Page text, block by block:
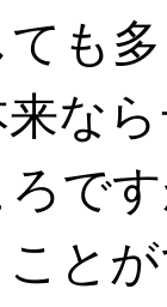
も
来な
で
と